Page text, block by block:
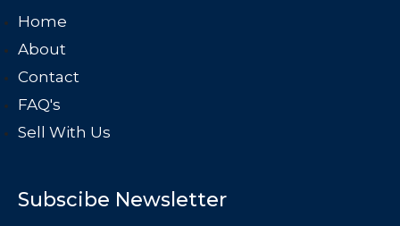
Home
About
Contact
FAQ's
Sell With Us
Subscibe Newsletter